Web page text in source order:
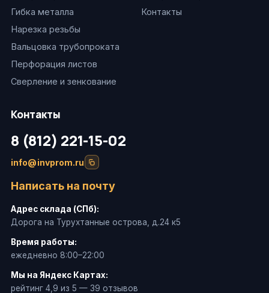
Гибка металла
Нарезка резьбы
Вальцовка трубопроката
Перфорация листов
Сверление и зенкование
Контакты
Контакты
8 (812) 221-15-02
info@invprom.ru
Написать на почту
Адрес склада (СПб):
Дорога на Турухтанные острова, д.24 к5
Время работы:
ежедневно 8:00–22:00
Мы на Яндекс Картах:
рейтинг 4,9 из 5 — 39 отзывов